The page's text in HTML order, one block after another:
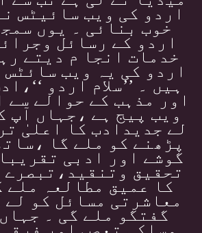
اردو کی ویب سائیٹس
خوب بنائی ۔ یوں
اردو کے رسائل
خدمات انجا م دیتے
اردو کی یہ ویب
ہیں ۔ ’’سلام اردو
اور مذہب کے حوالے سے
ویب پیج ہے ،جہاں آپ
لے جدیدادب کا اعلیٰ
پڑھنے کو ملے گا
گوشے اور ادبی
تحقیق
کا عمیق مطالعہ ملے
معاشرتی مسائل کو لے
گفتگو ملے گی ۔
مسلکی تعصب اور